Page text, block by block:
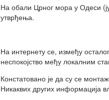
На обали Црног мора у Одеси
утврђења.
На интернету се, између
неспокојство међу локалним
Констатовано је да су се
Никаквих других информација